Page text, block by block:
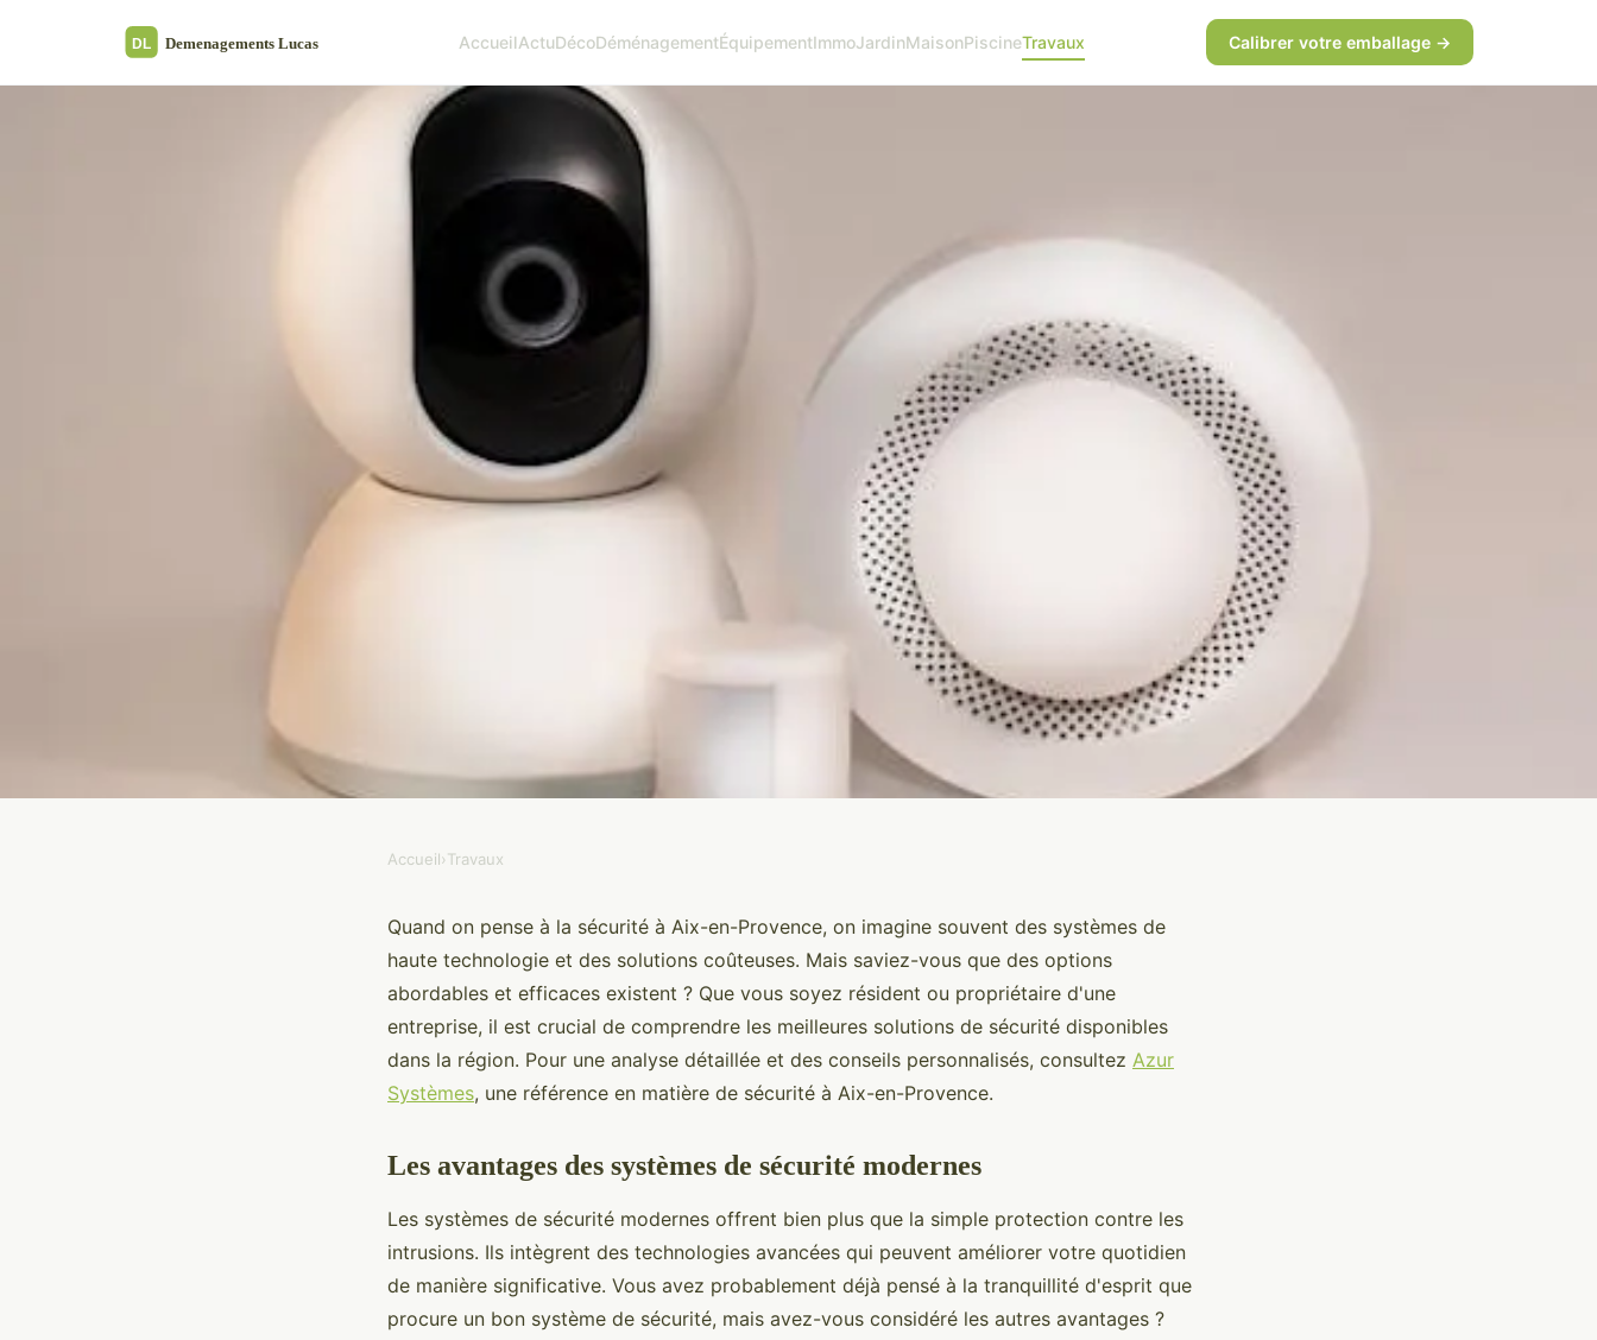
AccueilActuDécoDéménagementÉquipementImmoJardinMaisonPiscineTravaux Calibrer votre emballage →
Découvrez les meilleures solutions de
sécurité à aix-en-provence
Accueil›Travaux
Quand on pense à la sécurité à Aix-en-Provence, on imagine souvent des systèmes de
haute technologie et des solutions coûteuses. Mais saviez-vous que des options
abordables et efficaces existent ? Que vous soyez résident ou propriétaire d'une
entreprise, il est crucial de comprendre les meilleures solutions de sécurité disponibles
dans la région. Pour une analyse détaillée et des conseils personnalisés, consultez Azur
Systèmes, une référence en matière de sécurité à Aix-en-Provence.
Les avantages des systèmes de sécurité modernes
Les systèmes de sécurité modernes offrent bien plus que la simple protection contre les
intrusions. Ils intègrent des technologies avancées qui peuvent améliorer votre quotidien
de manière significative. Vous avez probablement déjà pensé à la tranquillité d'esprit que
procure un bon système de sécurité, mais avez-vous considéré les autres avantages ?